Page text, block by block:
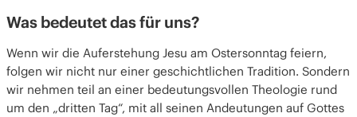
Was bedeutet das für uns?
Wenn wir die Auferstehung Jesu am Ostersonntag feiern,
folgen wir nicht nur einer geschichtlichen Tradition. Sondern
wir nehmen teil an einer bedeutungsvollen Theologie rund
um den „dritten Tag“, mit all seinen Andeutungen auf Gottes